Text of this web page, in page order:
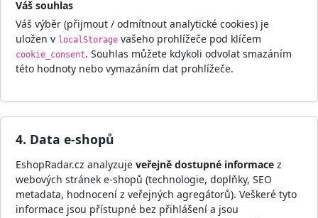
Váš souhlas
Váš výběr (přijmout / odmítnout analytické cookies) je
uložen v localStorage vašeho prohlížeče pod klíčem
cookie_consent. Souhlas můžete kdykoli odvolat smazáním
této hodnoty nebo vymazáním dat prohlížeče.
4. Data e-shopů
EshopRadar.cz analyzuje veřejně dostupné informace z
webových stránek e-shopů (technologie, doplňky, SEO
metadata, hodnocení z veřejných agregátorů). Veškeré tyto
informace jsou přístupné bez přihlášení a jsou